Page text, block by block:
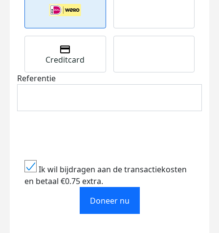
Creditcard
Referentie
Ik wil bijdragen aan de transactiekosten
en betaal €0.75 extra.
Doneer nu